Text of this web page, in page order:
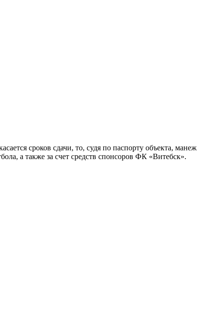
сроков сдачи, то, судя по паспорту объекта, манеж
а также за счет средств спонсоров ФК «Витебск».